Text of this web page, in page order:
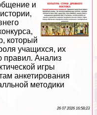
и
который
учащихся, их
правил. Анализ
игры
анкетирования
методики
26 07 2026 16:58:23